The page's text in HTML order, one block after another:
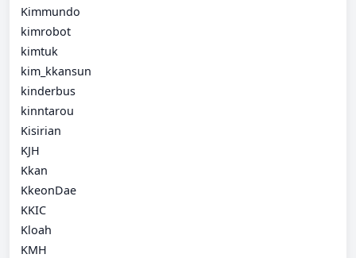
Kimmundo
kimrobot
kimtuk
kim_kkansun
kinderbus
kinntarou
Kisirian
KJH
Kkan
KkeonDae
KKIC
Kloah
KMH